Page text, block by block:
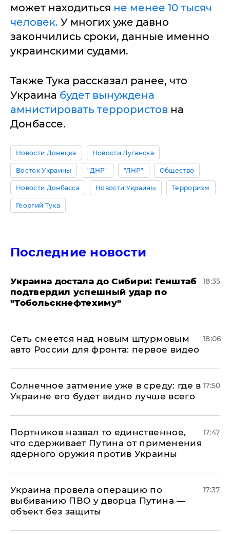
может находиться не менее 10 тысяч
человек. У многих уже давно
закончились сроки, данные именно
украинскими судами.
Также Тука рассказал ранее, что
Украина будет вынуждена
амнистировать террористов на
Донбассе.
Новости Донецка Новости Луганска
Восток Украины "ДНР" "ЛНР" Общество
Новости Донбасса Новости Украины Терроризм
Георгий Тука
Последние новости
Украина достала до Сибири: Генштаб
подтвердил успешный удар по
"Тобольскнефтехиму"
18:35
Сеть смеется над новым штурмовым
авто России для фронта: первое видео
18:06
​Солнечное затмение уже в среду: где в
Украине его будет видно лучше всего
17:50
Портников назвал то единственное,
что сдерживает Путина от применения
ядерного оружия против Украины
17:47
Украина провела операцию по
выбиванию ПВО у дворца Путина —
объект без защиты
17:37